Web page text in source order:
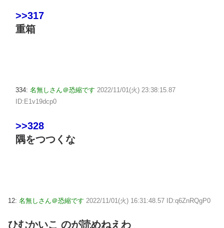
>>317
重箱
334: 名無しさん＠恐縮です 2022/11/01(火) 23:38:15.87
ID:E1v19dcp0
>>328
隅をつつくな
12: 名無しさん＠恐縮です 2022/11/01(火) 16:31:48.57 ID:q6ZnRQgP0
ひむかいこ のが読めねえわ